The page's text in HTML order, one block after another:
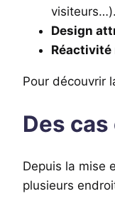
visiteurs…).
Design
Réactivité
Pour découvrir
Des
Depuis la mise
plusieurs